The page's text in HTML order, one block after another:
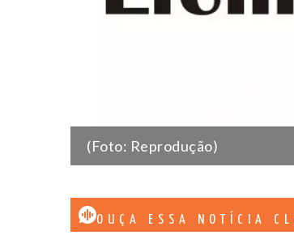
(Foto: Reprodução)
OUÇA ESSA NOTÍCIA